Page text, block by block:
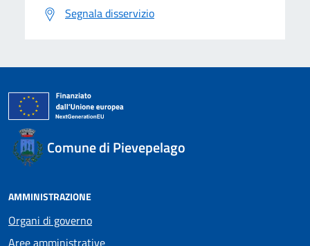
Segnala disservizio
Comune di Pievepelago
AMMINISTRAZIONE
Organi di governo
Aree amministrative